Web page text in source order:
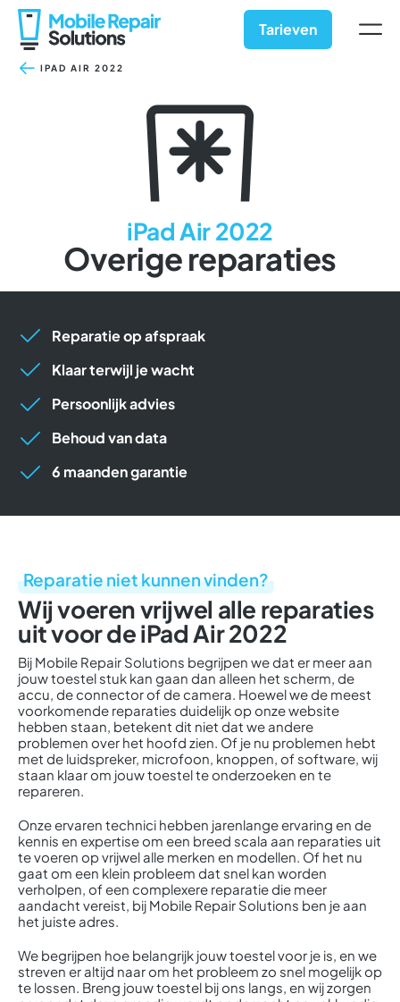
naar
inhoud
Tarieven
IPAD AIR 2022
iPad Air 2022
Overige reparaties
Reparatie op afspraak
Klaar terwijl je wacht
Persoonlijk advies
Behoud van data
6 maanden garantie
Reparatie niet kunnen vinden?
Wij voeren vrijwel alle reparaties
uit voor de iPad Air 2022
Bij Mobile Repair Solutions begrijpen we dat er meer aan
jouw toestel stuk kan gaan dan alleen het scherm, de
accu, de connector of de camera. Hoewel we de meest
voorkomende reparaties duidelijk op onze website
hebben staan, betekent dit niet dat we andere
problemen over het hoofd zien. Of je nu problemen hebt
met de luidspreker, microfoon, knoppen, of software, wij
staan klaar om jouw toestel te onderzoeken en te
repareren.
Onze ervaren technici hebben jarenlange ervaring en de
kennis en expertise om een breed scala aan reparaties uit
te voeren op vrijwel alle merken en modellen. Of het nu
gaat om een klein probleem dat snel kan worden
verholpen, of een complexere reparatie die meer
aandacht vereist, bij Mobile Repair Solutions ben je aan
het juiste adres.
We begrijpen hoe belangrijk jouw toestel voor je is, en we
streven er altijd naar om het probleem zo snel mogelijk op
te lossen. Breng jouw toestel bij ons langs, en wij zorgen